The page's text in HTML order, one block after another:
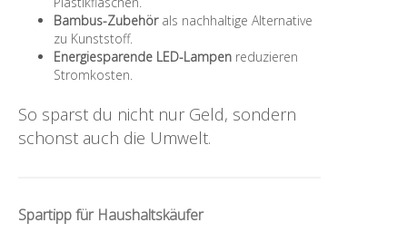
Bambus-Zubehörals nachhaltige Alternative
zu Kunststoff.
Energiesparende LED-Lampen reduzieren
Stromkosten.
So sparst du nicht nur Geld, sondern
schonst auch die Umwelt.
Spartipp für Haushaltskäufer